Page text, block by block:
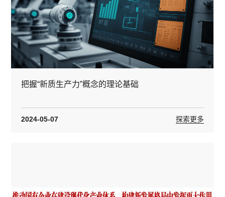
把握“新质生产力”概念的理论基础
2024-05-07 探索更多